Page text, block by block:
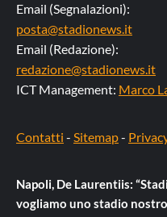
Email (Segnalazioni):
posta@stadionews.it
Email (Redazione):
redazione@stadionews.it
ICT Management: Marco
Contatti - Sitemap-
Napoli, De Laurentiis:
vogliamo uno stadio